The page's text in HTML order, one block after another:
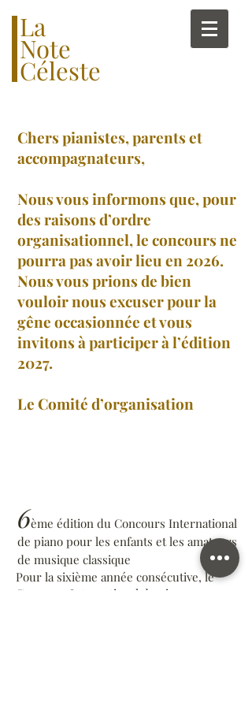
La
Note
Céleste
Chers pianistes, parents et
accompagnateurs,
Nous vous informons que, pour
des raisons d’ordre
organisationnel, le concours ne
pourra pas avoir lieu en 2026.
Nous vous prions de bien
vouloir nous excuser pour la
gêne occasionnée et vous
invitons à participer à l’édition
2027.
Le Comité d’organisation
6ème édition du Concours International
de piano pour les enfants et les amateurs
de musique classique
Pour la sixième année consécutive, le
Concours International de piano